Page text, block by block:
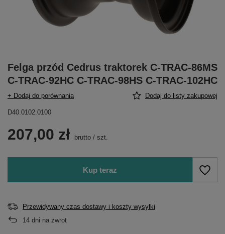
Felga przód Cedrus traktorek C-TRAC-86MS
C-TRAC-92HC C-TRAC-98HS C-TRAC-102HC
+ Dodaj do porównania Dodaj do listy zakupowej
D40.0102.0100
207,00 zł brutto / szt.
Kup teraz
Przewidywany czas dostawy i koszty wysyłki
14 dni na zwrot